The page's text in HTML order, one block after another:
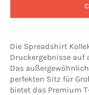
Die Spreadshirt
Druckergebnisse
Das
perfekten Sitz für
bietet das Premium